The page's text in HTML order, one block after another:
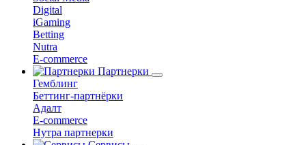
Digital
iGaming
Betting
Nutra
E-commerce
Партнерки
Гемблинг
Беттинг-партнёрки
Адалт
E-commerce
Нутра партнерки